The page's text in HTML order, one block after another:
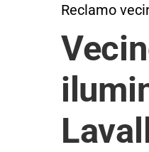
Reclamo